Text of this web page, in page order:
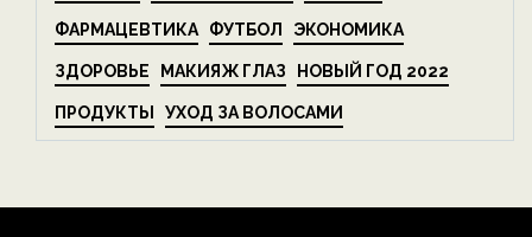
ФАРМАЦЕВТИКА ФУТБОЛ ЭКОНОМИКА
ЗДОРОВЬЕ МАКИЯЖ ГЛАЗ НОВЫЙ ГОД 2022
ПРОДУКТЫ УХОД ЗА ВОЛОСАМИ